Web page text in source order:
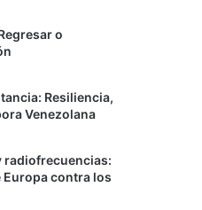
o
Resiliencia,
Venezolana
radiofrecuencias:
Europa contra los